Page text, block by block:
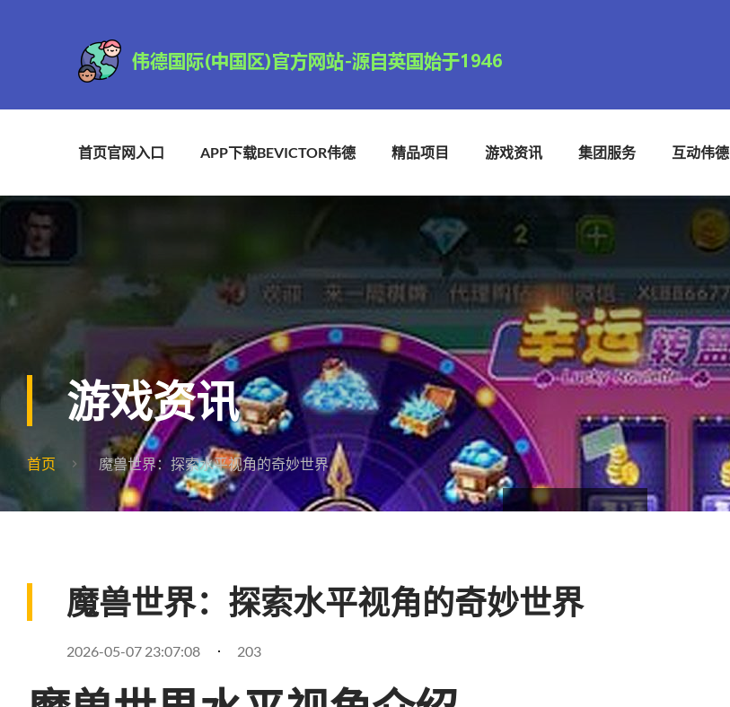
首页官网入口 APP下载BEVICTOR伟德 精品项目 游戏资讯 集团服务 互动伟德
游戏资讯
首页 魔兽世界：探索水平视角的奇妙世界
魔兽世界：探索水平视角的奇妙世界
2026-05-07 23:07:08 203